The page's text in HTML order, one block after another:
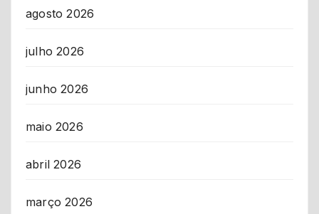
agosto 2026
julho 2026
junho 2026
maio 2026
abril 2026
março 2026